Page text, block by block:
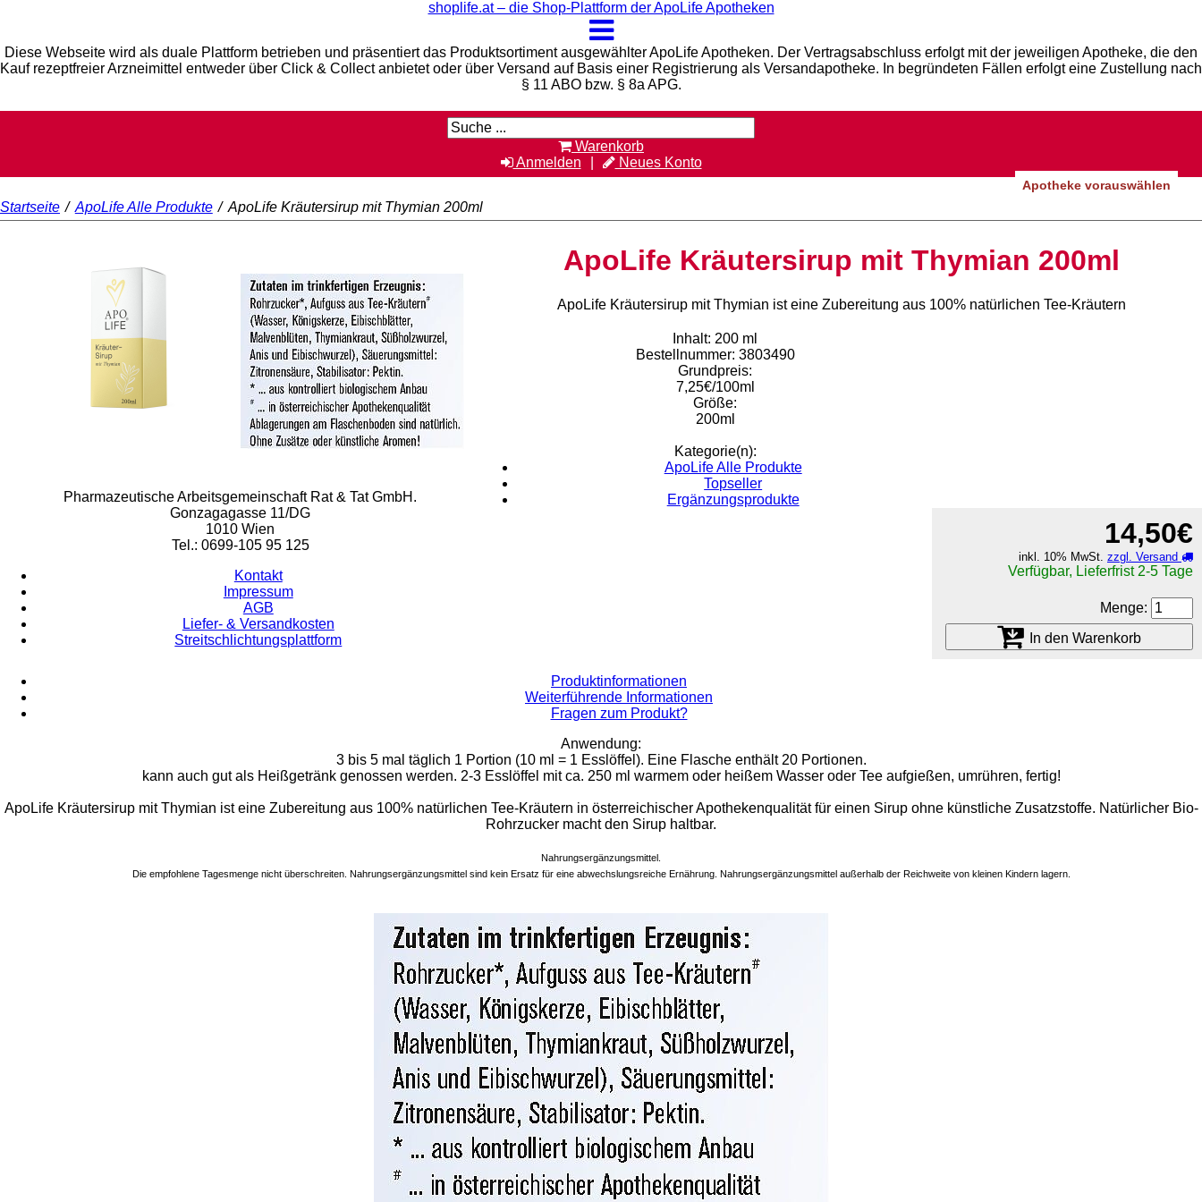
shoplife.at – die Shop-Plattform der ApoLife Apotheken
Diese Webseite wird als duale Plattform betrieben und präsentiert das Produktsortiment ausgewählter ApoLife Apotheken. Der Vertragsabschluss erfolgt mit der jeweiligen Apotheke, die den
Kauf rezeptfreier Arzneimittel entweder über Click & Collect anbietet oder über Versand auf Basis einer Registrierung als Versandapotheke. In begründeten Fällen erfolgt eine Zustellung nach
§ 11 ABO bzw. § 8a APG.
Warenkorb
Anmelden
Neues Konto
Apotheke vorauswählen
Startseite / ApoLife Alle Produkte / ApoLife Kräutersirup mit Thymian 200ml
ApoLife Kräutersirup mit Thymian 200ml
ApoLife Kräutersirup mit Thymian ist eine Zubereitung aus 100% natürlichen Tee-Kräutern
Inhalt: 200 ml
Bestellnummer: 3803490
Grundpreis:
7,25€/100ml
Größe:
200ml
Kategorie(n):
ApoLife Alle Produkte
Topseller
Ergänzungsprodukte
14,50€
inkl. 10% MwSt. zzgl. Versand
Verfügbar, Lieferfrist 2-5 Tage
Menge:
In den Warenkorb
Produktinformationen
Weiterführende Informationen
Fragen zum Produkt?
Anwendung:
3 bis 5 mal täglich 1 Portion (10 ml = 1 Esslöffel). Eine Flasche enthält 20 Portionen.
kann auch gut als Heißgetränk genossen werden. 2-3 Esslöffel mit ca. 250 ml warmem oder heißem Wasser oder Tee aufgießen, umrühren, fertig!
ApoLife Kräutersirup mit Thymian ist eine Zubereitung aus 100% natürlichen Tee-Kräutern in österreichischer Apothekenqualität für einen Sirup ohne künstliche Zusatzstoffe. Natürlicher Bio-
Rohrzucker macht den Sirup haltbar.
Nahrungsergänzungsmittel.
Die empfohlene Tagesmenge nicht überschreiten. Nahrungsergänzungsmittel sind kein Ersatz für eine abwechslungsreiche Ernährung. Nahrungsergänzungsmittel außerhalb der Reichweite von kleinen Kindern lagern.
Pharmazeutische Arbeitsgemeinschaft Rat & Tat GmbH.
Gonzagagasse 11/DG
1010 Wien
Tel.: 0699-105 95 125
Kontakt
Impressum
AGB
Liefer- & Versandkosten
Streitschlichtungsplattform